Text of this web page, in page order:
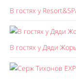
В гостях у
В гостях у Дяди